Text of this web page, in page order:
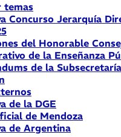
temas
Concurso Jerarquía
del Honorable
de la Enseñanza
de la
de la DGE
de Mendoza
de Argentina